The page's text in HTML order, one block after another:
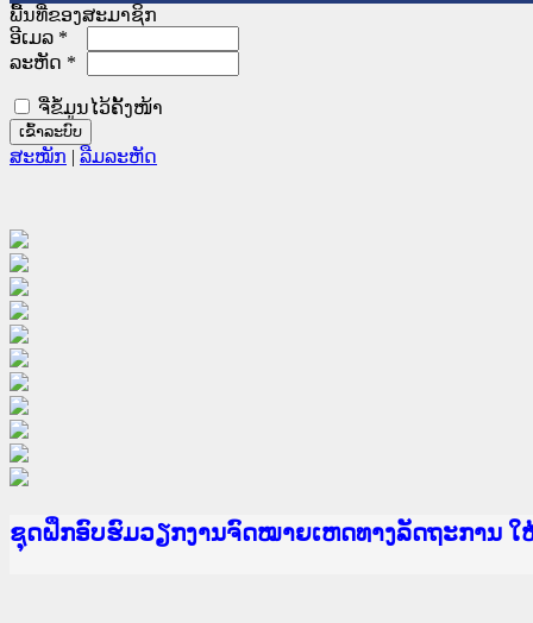
ພື້ນທີ່ຂອງສະມາຊິກ
ອີເມລ *
ລະຫັດ *
ຈື່ຂໍ້ມູນໄວ້ຄັ້ງໜ້າ
ສະໝັກ | ລືມລະຫັດ
Ministry of Justice Lao PDR
ເຜີຍແຜ່ວັບໄຊຈົດໝາຍເຫດທາງລັດຖະການ ແລະ ແອັ
ກະຊວງຍຸຕິທຳ
ຊຸດຝຶກອົບຮົມວຽກງານຈົດໝາຍເຫດທາງລັດຖະການ
ກອງປະຊຸມທົບທວນຄືນການຈັດຕັ້ງປະຕິບັດວຽກງານຈົ
ຝຶກອົບຮົມ ຜູ່ປະສານງານວຽກງານຈົດໝາຍເຫດທາງລັ
ຝຶກອົບຮົມ ຜູ່ປະສານງານວຽກງານຈົດໝາຍເຫດທາງລັ
ເຜີຍແຜ່ແອັບກົດໝາຍລາວ ແລະ ເວັບໄຊຈົດໝາຍເຫດ
ເຜີຍແຜ່ແອັບກົດໝາຍລາວ ແລະ ເວັບໄຊຈົດໝາຍເຫດ
ຍົກລະດັບວຽກງານຈົດໝາຍເຫດທາງລັດຖະການໃຫ້ຜູ້
ຊຸດຝຶກອົບຮົມວຽກງານຈົດໝາຍເຫດທາງລັດຖະການ ໃ